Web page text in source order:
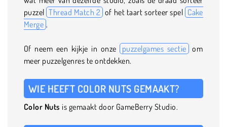
puzzel Thread Match 2 of het taart sorteer spel Cake
Merge .
Of neem een kijkje in onze puzzelgames sectie om
meer puzzelgenres te ontdekken.
WIE HEEFT COLOR NUTS GEMAAKT?
Color Nuts is gemaakt door GameBerry Studio.